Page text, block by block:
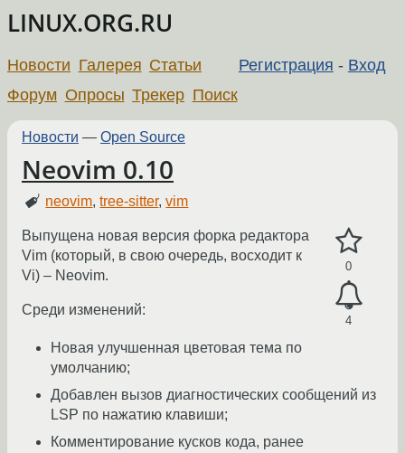
LINUX.ORG.RU
Регистрация - Вход
Новости Галерея Статьи
Форум Опросы Трекер Поиск
Новости — Open Source
Neovim 0.10
neovim,tree-sitter,vim
0
4
Выпущена новая версия форка редактора
Vim (который, в свою очередь, восходит к
Vi) – Neovim.
Среди изменений:
Новая улучшенная цветовая тема по
умолчанию;
Добавлен вызов диагностических сообщений из
LSP по нажатию клавиши;
Комментирование кусков кода, ранее